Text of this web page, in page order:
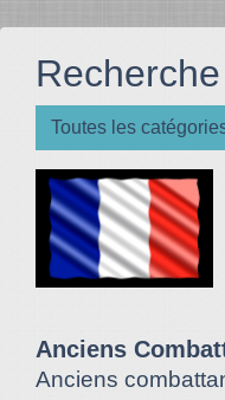
Toutes les
Anciens
Anciens